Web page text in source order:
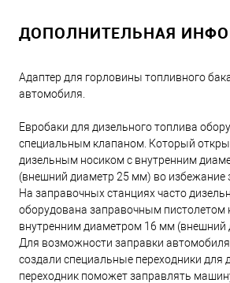
ДОПОЛНИТЕЛЬНАЯ
Адаптер для горловины топливного
автомобиля.
Евробаки для дизельного топлива
специальным клапаном. Который
дизельным носиком с внутренним
(внешний диаметр 25 мм) во избежание
На заправочных станциях часто
оборудована заправочным пистолетом
внутренним диаметром 16 мм (внешний
Для возможности заправки
создали специальные переходники для
переходник поможет заправлять